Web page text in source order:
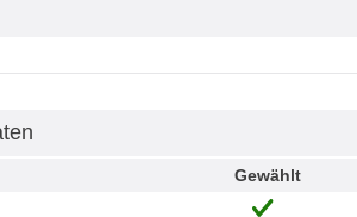
Gewählt